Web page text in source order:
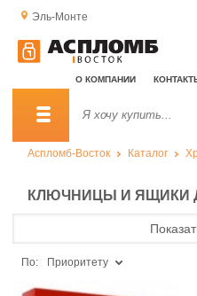
Эль-Монте
О КОМПАНИИ
Аспломб-Восток Каталог
КЛЮЧНИЦЫ И ЯЩИКИ
По: Приоритету